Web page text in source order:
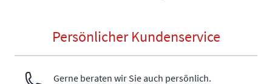
Persönlicher Kundenservice
Gerne beraten wir Sie auch persönlich.